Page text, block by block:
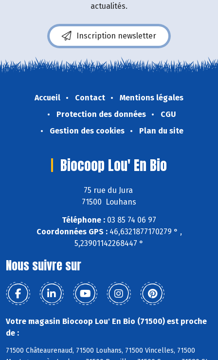
actualités.
Inscription newsletter
Accueil Contact
Mentions légales
Protection des données
CGU
Gestion des cookies
Plan du site
Biocoop Lou' En Bio
75 rue du Jura
71500 Louhans
Téléphone : 03 85 74 06 97
Coordonnées GPS :46,6321877170279 ° ,
5,23901142268447 °
Nous suivre sur
Votre magasin Biocoop Lou' En Bio (71500) est proche
de :
71500 Châteaurenaud, 71500 Louhans, 71500 Vincelles, 71500